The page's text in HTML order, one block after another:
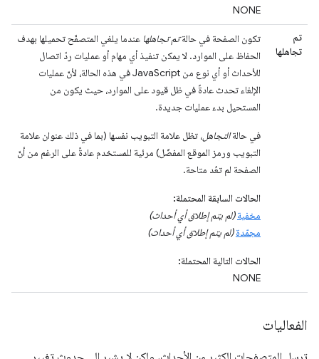
NONE
تم
تجاهلها
تكون الصفحة في حالةتم تجاهلها عندما يلغي المتصفّح تحميلها بهدف
الحفاظ على الموارد. لا يمكن تنفيذ أي مهام أو عمليات ردّ اتصال
للأحداث أو أي نوع من JavaScript في هذه الحالة، لأنّ عمليات
الإلغاء تحدث عادةً في ظل قيود على الموارد، حيث يكون من
المستحيل بدء عمليات جديدة.
في حالةالتجاهل، تظل علامة التبويب نفسها (بما في ذلك عنوان علامة
التبويب ورمز الموقع المفضّل) مرئية للمستخدم عادةً على الرغم من أنّ
الصفحة لم تعُد متاحة.
الحالات السابقة المحتملة:
مخفية (لم يتم إطلاق أي أحداث)
مجمّدة (لم يتم إطلاق أي أحداث)
الحالات التالية المحتملة:
NONE
الفعاليات